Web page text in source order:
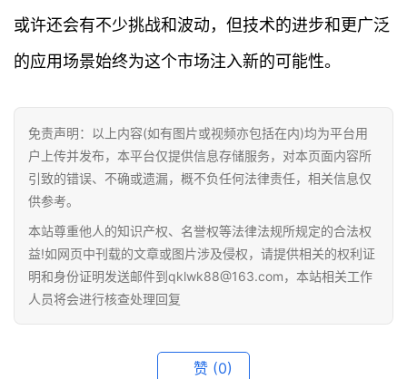
科
或许还会有不少挑战和波动，但技术的进步和更广泛
的应用场景始终为这个市场注入新的可能性。
免责声明：以上内容(如有图片或视频亦包括在内)均为平台用
户上传并发布，本平台仅提供信息存储服务，对本页面内容所
引致的错误、不确或遗漏，概不负任何法律责任，相关信息仅
供参考。
本站尊重他人的知识产权、名誉权等法律法规所规定的合法权
益!如网页中刊载的文章或图片涉及侵权，请提供相关的权利证
明和身份证明发送邮件到qklwk88@163.com，本站相关工作
人员将会进行核查处理回复
赞 (0)